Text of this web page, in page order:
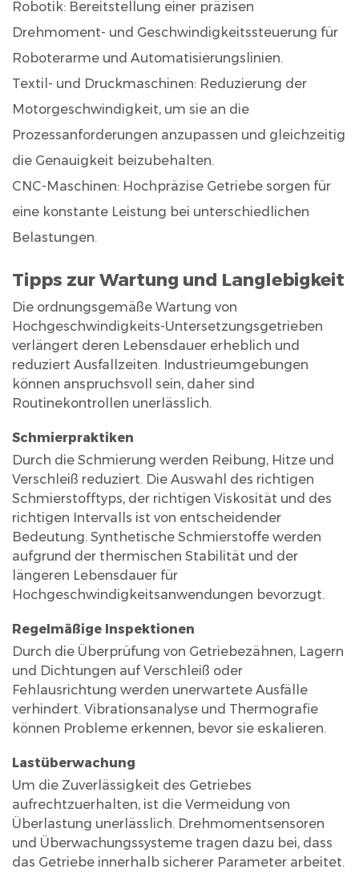
Robotik: Bereitstellung einer präzisen
Drehmoment- und Geschwindigkeitssteuerung für
Roboterarme und Automatisierungslinien.
Textil- und Druckmaschinen: Reduzierung der
Motorgeschwindigkeit, um sie an die
Prozessanforderungen anzupassen und gleichzeitig
die Genauigkeit beizubehalten.
CNC-Maschinen: Hochpräzise Getriebe sorgen für
eine konstante Leistung bei unterschiedlichen
Belastungen.
Tipps zur Wartung und Langlebigkeit
Die ordnungsgemäße Wartung von
Hochgeschwindigkeits-Untersetzungsgetrieben
verlängert deren Lebensdauer erheblich und
reduziert Ausfallzeiten. Industrieumgebungen
können anspruchsvoll sein, daher sind
Routinekontrollen unerlässlich.
Schmierpraktiken
Durch die Schmierung werden Reibung, Hitze und
Verschleiß reduziert. Die Auswahl des richtigen
Schmierstofftyps, der richtigen Viskosität und des
richtigen Intervalls ist von entscheidender
Bedeutung. Synthetische Schmierstoffe werden
aufgrund der thermischen Stabilität und der
längeren Lebensdauer für
Hochgeschwindigkeitsanwendungen bevorzugt.
Regelmäßige Inspektionen
Durch die Überprüfung von Getriebezähnen, Lagern
und Dichtungen auf Verschleiß oder
Fehlausrichtung werden unerwartete Ausfälle
verhindert. Vibrationsanalyse und Thermografie
können Probleme erkennen, bevor sie eskalieren.
Lastüberwachung
Um die Zuverlässigkeit des Getriebes
aufrechtzuerhalten, ist die Vermeidung von
Überlastung unerlässlich. Drehmomentsensoren
und Überwachungssysteme tragen dazu bei, dass
das Getriebe innerhalb sicherer Parameter arbeitet.